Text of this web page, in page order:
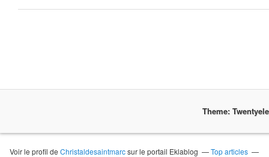
Theme:
Voir le profil deChristaldesaintmarcsur le portail Eklablog
Top articles